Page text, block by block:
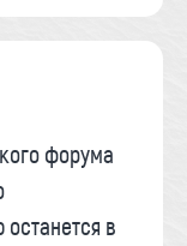
форума
в